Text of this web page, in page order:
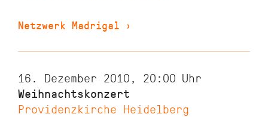
Netzwerk Madrigal ›
16. Dezember 2010, 20:00 Uhr
Weihnachtskonzert
Providenzkirche Heidelberg